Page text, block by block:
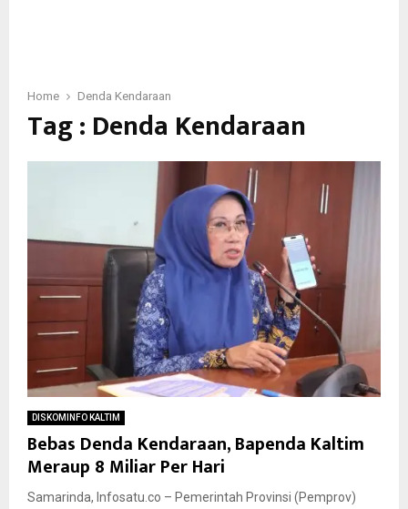
Home Denda Kendaraan
Tag : Denda Kendaraan
DISKOMINFO KALTIM
Bebas Denda Kendaraan, Bapenda Kaltim
Meraup 8 Miliar Per Hari
Samarinda, Infosatu.co – Pemerintah Provinsi (Pemprov)